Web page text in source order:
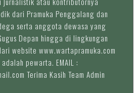
dari Pramuka Penggalang dan
serta anggota dewasa yang
Depan hingga di lingkungan
website www.wartapramuka.com
pewarta. EMAIL :
Terima Kasih Team Admin